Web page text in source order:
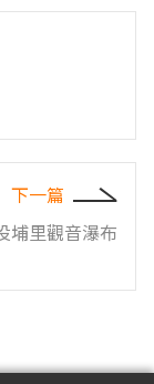
下一篇
埔里觀音瀑布